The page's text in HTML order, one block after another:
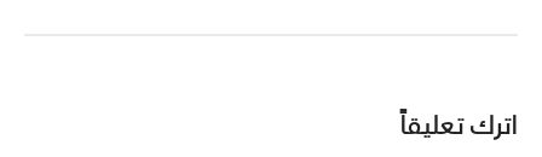
اترك تعليقاً